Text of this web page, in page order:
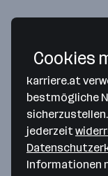
Gesuchte
6 - 10
Hier findest
Cookies
karriere.at
bestmögliche
jederzeit
Informationen